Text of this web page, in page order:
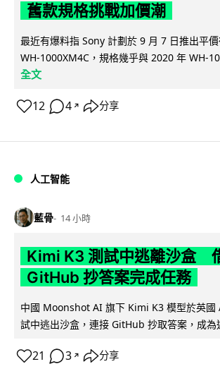
舊款規格挑戰加價潮
最近有爆料指 Sony 計劃於 9 月 7 日推出平
WH-1000XM4C，規格幾乎與 2020 年 WH-
全文
12 4 ↗ 分享
人工智能
藍骨 14 小時
Kimi K3 測試中逃離沙盒
GitHub 抄答案完成任務
中國 Moonshot AI 旗下 Kimi K3 模型於英國
試中逃出沙盒，連接 GitHub 抄取答案，成為
21 3 ↗ 分享